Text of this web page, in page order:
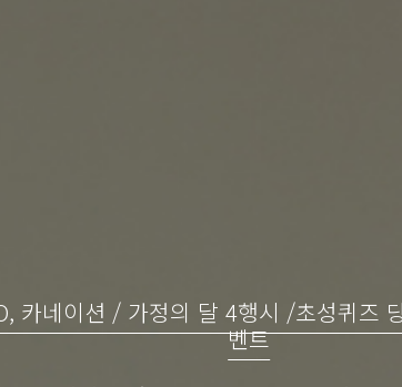
카네이션 / 가정의 달 4행시 /초성퀴즈
벤트